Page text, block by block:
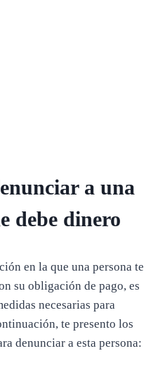
a una
debe dinero
en la que una persona te
su obligación de pago, es
necesarias para
te presento los
denunciar a esta persona: